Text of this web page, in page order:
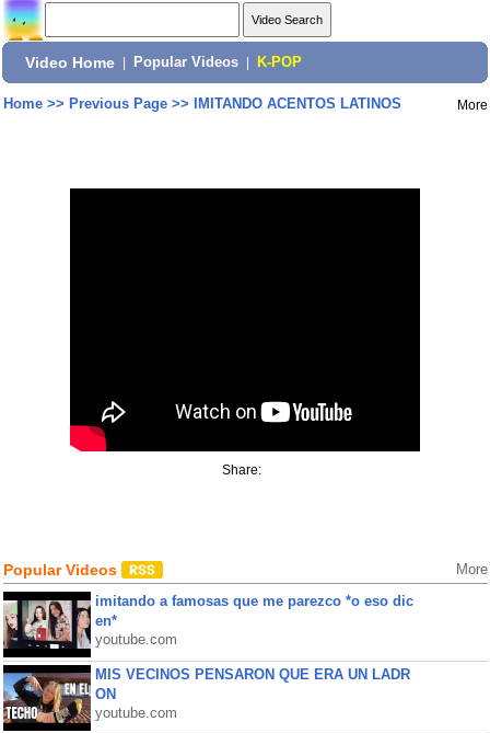
Video Home Popular Videos K-POP
Home>> Previous Page>> IMITANDO ACENTOS LATINOS More
Share:
Popular Videos More
imitando a famosas que me parezco *o eso dic
en*
youtube.com
MIS VECINOS PENSARON QUE ERA UN LADR
ON
youtube.com